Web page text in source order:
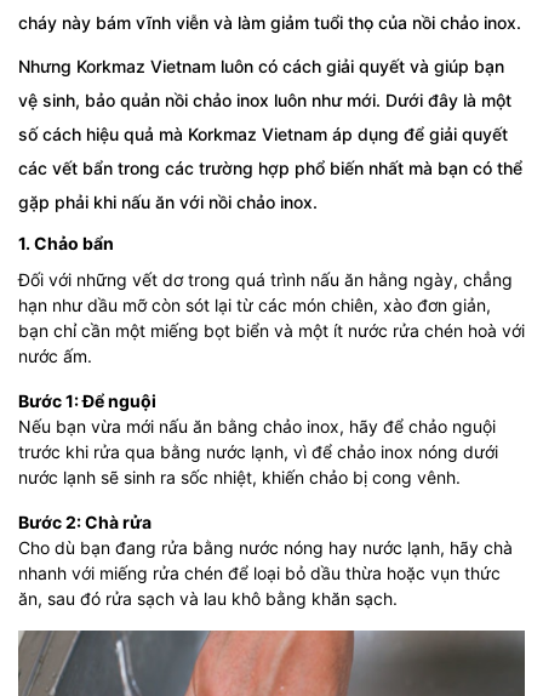
cháy này bám vĩnh viễn và làm giảm tuổi thọ của nồi chảo inox.
Nhưng Korkmaz Vietnam luôn có cách giải quyết và giúp bạn
vệ sinh, bảo quản nồi chảo inox luôn như mới. Dưới đây là một
số cách hiệu quả mà Korkmaz Vietnam áp dụng để giải quyết
các vết bẩn trong các trường hợp phổ biến nhất mà bạn có thể
gặp phải khi nấu ăn với nồi chảo inox.
1. Chảo bẩn
Đối với những vết dơ trong quá trình nấu ăn hằng ngày, chẳng
hạn như dầu mỡ còn sót lại từ các món chiên, xào đơn giản,
bạn chỉ cần một miếng bọt biển và một ít nước rửa chén hoà với
nước ấm.
Bước 1: Để nguội
Nếu bạn vừa mới nấu ăn bằng chảo inox, hãy để chảo nguội
trước khi rửa qua bằng nước lạnh, vì để chảo inox nóng dưới
nước lạnh sẽ sinh ra sốc nhiệt, khiến chảo bị cong vênh.
Bước 2: Chà rửa
Cho dù bạn đang rửa bằng nước nóng hay nước lạnh, hãy chà
nhanh với miếng rửa chén để loại bỏ dầu thừa hoặc vụn thức
ăn, sau đó rửa sạch và lau khô bằng khăn sạch.